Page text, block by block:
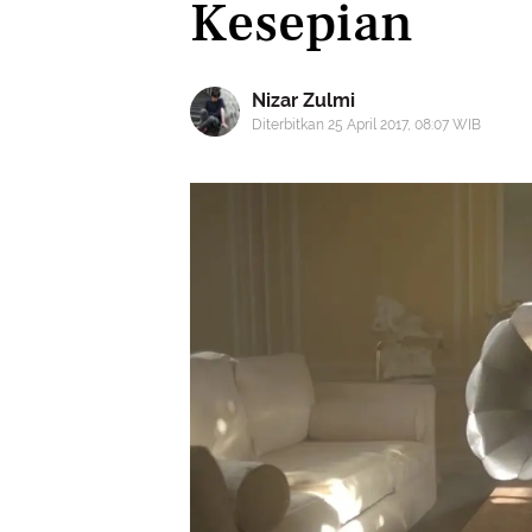
Kesepian
Nizar Zulmi
Diterbitkan 25 April 2017, 08:07 WIB